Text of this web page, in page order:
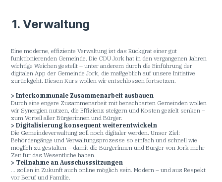
1. Verwaltung
Eine moderne, effiziente Verwaltung ist das Rückgrat einer gut
funktionierenden Gemeinde. Die CDU Jork hat in den vergangenen Jahren
wichtige Weichen gestellt – unter anderem durch die Einführung der
digitalen App der Gemeinde Jork, die maßgeblich auf unsere Initiative
zurückgeht. Diesen Kurs wollen wir entschlossen fortsetzen.
> Interkommunale Zusammenarbeit ausbauen
Durch eine engere Zusammenarbeit mit benachbarten Gemeinden wollen
wir Synergien nutzen, die Effizienz steigern und Kosten gezielt senken –
zum Vorteil aller Bürgerinnen und Bürger.
> Digitalisierung konsequent weiterentwickeln
Die Gemeindeverwaltung soll noch digitaler werden. Unser Ziel:
Behördengänge und Verwaltungsprozesse so einfach und schnell wie
möglich zu gestalten – damit die Bürgerinnen und Bürger von Jork mehr
Zeit für das Wesentliche haben.
> Teilnahme an Ausschusssitzungen
... sollen in Zukunft auch online möglich sein. Modern – und aus Respekt
vor Beruf und Familie.